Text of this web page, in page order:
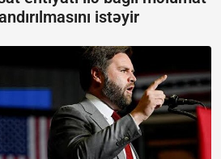
istəyir